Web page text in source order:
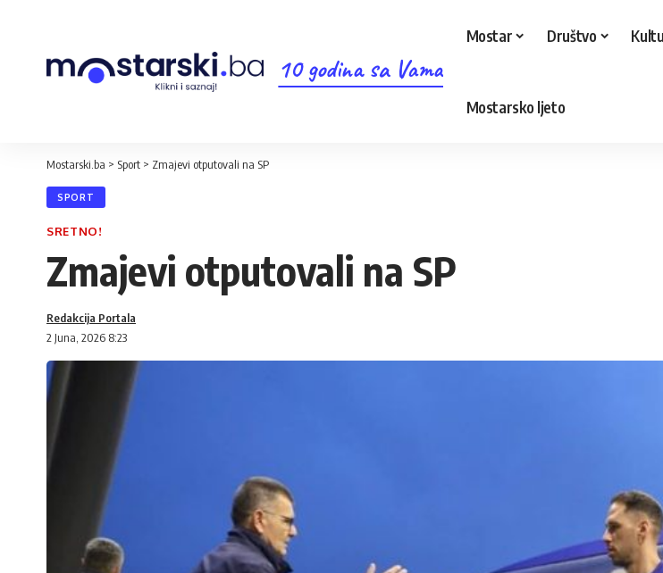
10 godina sa Vama
Mostar Društvo
Mostarsko ljeto
Mostarski.ba > Sport > Zmajevi otputovali na SP
SPORT
SRETNO!
Zmajevi otputovali na SP
2 Juna, 2026 8:23
Redakcija Portala